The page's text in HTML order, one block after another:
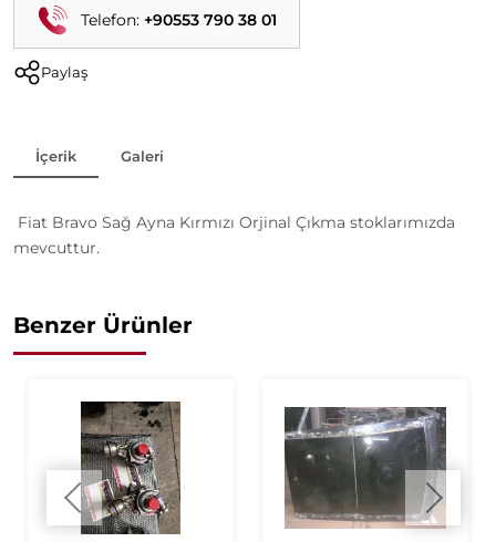
Telefon: +90553 790 38 01
Paylaş
İçerik Galeri
Fiat Bravo Sağ Ayna Kırmızı Orjinal Çıkma stoklarımızda
mevcuttur.
Benzer Ürünler